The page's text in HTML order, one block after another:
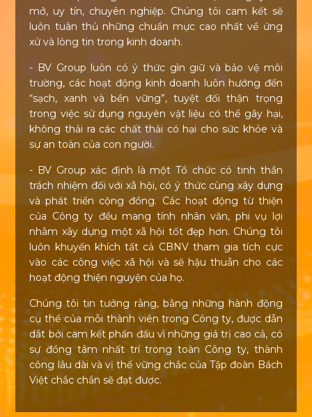
mở, uy tín, chuyên nghiệp. Chúng tôi cam kết sẽ
luôn tuân thủ những chuẩn mực cao nhất về ứng
xử và lòng tin trong kinh doanh.
- BV Group luôn có ý thức gìn giữ và bảo vệ môi
trường, các hoạt động kinh doanh luôn hướng đến
“sạch, xanh và bền vững”, tuyệt đối thận trọng
trong việc sử dụng nguyên vật liệu có thể gây hại,
không thải ra các chất thải có hại cho sức khỏe và
sự an toàn của con người.
- BV Group xác định là một Tổ chức có tinh thần
trách nhiệm đối với xã hội, có ý thức cùng xây dựng
và phát triển cộng đồng. Các hoạt động từ thiện
của Công ty đều mang tính nhân văn, phi vụ lợi
nhằm xây dựng một xã hội tốt đẹp hơn. Chúng tôi
luôn khuyến khích tất cả CBNV tham gia tích cực
vào các công việc xã hội và sẽ hậu thuẫn cho các
hoạt động thiện nguyện của họ.
Chúng tôi tin tưởng rằng, bằng những hành động
cụ thể của mỗi thành viên trong Công ty, được dẫn
dắt bởi cam kết phấn đấu vì những giá trị cao cả, có
sự đồng tâm nhất trí trong toàn Công ty, thành
công lâu dài và vị thế vững chắc của Tập đoàn Bách
Việt chắc chắn sẽ đạt được.